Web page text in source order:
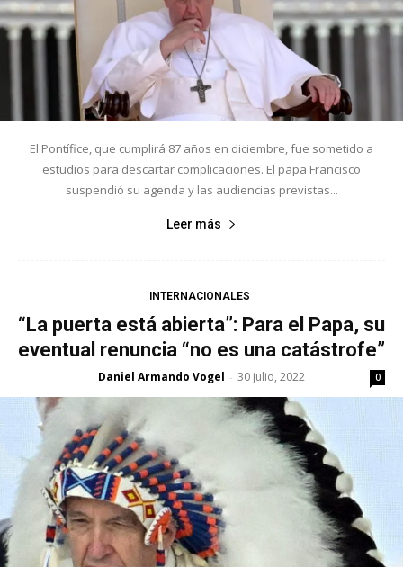
El Pontífice, que cumplirá 87 años en diciembre, fue sometido a
estudios para descartar complicaciones. El papa Francisco
suspendió su agenda y las audiencias previstas...
Leer más
INTERNACIONALES
“La puerta está abierta”: Para el Papa, su
eventual renuncia “no es una catástrofe”
Daniel Armando Vogel - 30 julio, 2022 0